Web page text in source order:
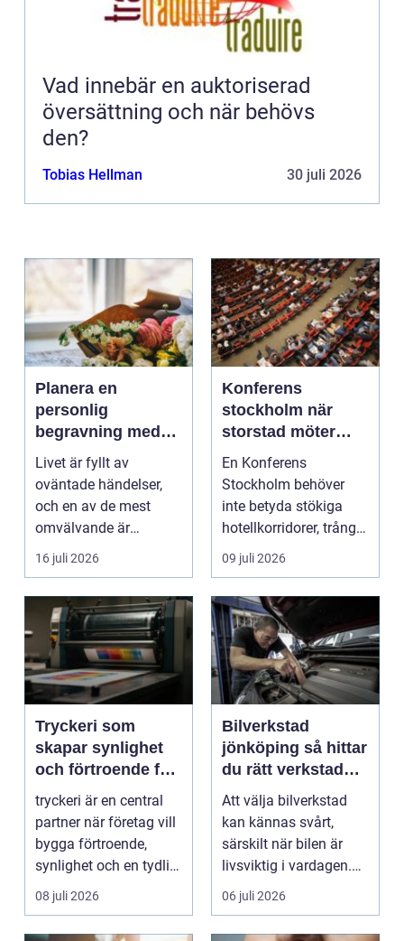
Vad innebär en auktoriserad
översättning och när behövs
den?
Tobias Hellman 30 juli 2026
Planera en
personlig
begravning med
hjälp av en
begravningsbyrå
Livet är fyllt av
oväntade händelser,
och en av de mest
omvälvande är
n&aum...
16 juli 2026
Konferens
stockholm när
storstad möter
rofylld landsbygd
En Konferens
Stockholm behöver
inte betyda stökiga
hotellkorridorer, trånga
mötesrum och brus
från c...
09 juli 2026
Tryckeri som
skapar synlighet
och förtroende för
ditt företag
tryckeri är en central
partner när företag vill
bygga förtroende,
synlighet och en tydlig
profil i a...
08 juli 2026
Bilverkstad
jönköping så hittar
du rätt verkstad
för din bil
Att välja bilverkstad
kan kännas svårt,
särskilt när bilen är
livsviktig i vardagen.
För många biläg...
06 juli 2026